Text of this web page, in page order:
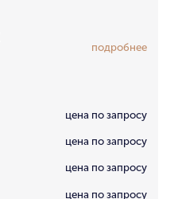
подробнее
цена по запросу
цена по запросу
цена по запросу
цена по запросу